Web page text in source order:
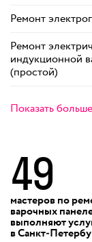
Ремонт
Ремонт
индукционной
(простой)
Показать больше
49
мастеров по
варочных
выполняют
в